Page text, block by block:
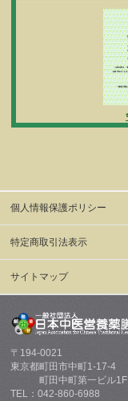
個人情報保護ポリシー
特定商取引法表示
サイトマップ
〒194-0021
東京都町田市中町1-17-4
町田中町第一ビル1F
TEL：042-860-6988